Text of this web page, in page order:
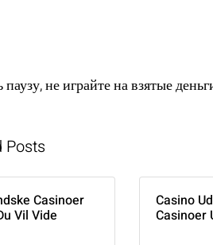
не играйте на взятые
Posts
Casinoer
Vil Vide
Casino
Casinoer